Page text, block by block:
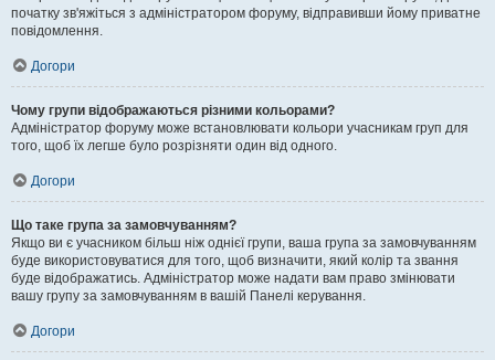
початку зв'яжіться з адміністратором форуму, відправивши йому приватне
повідомлення.
Догори
Чому групи відображаються різними кольорами?
Адміністратор форуму може встановлювати кольори учасникам груп для
того, щоб їх легше було розрізняти один від одного.
Догори
Що таке група за замовчуванням?
Якщо ви є учасником більш ніж однієї групи, ваша група за замовчуванням
буде використовуватися для того, щоб визначити, який колір та звання
буде відображатись. Адміністратор може надати вам право змінювати
вашу групу за замовчуванням в вашій Панелі керування.
Догори